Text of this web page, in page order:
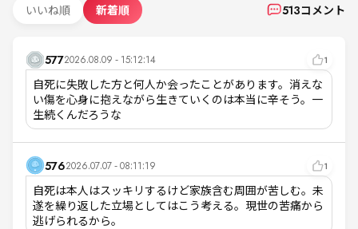
いいね順 新着順 513コメント
5772026.08.09 - 15:12:14 1
自死に失敗した方と何人か会ったことがあります。消えな
い傷を心身に抱えながら生きていくのは本当に辛そう。一
生続くんだろうな
5762026.07.07 - 08:11:19 1
自死は本人はスッキリするけど家族含む周囲が苦しむ。未
遂を繰り返した立場としてはこう考える。現世の苦痛から
逃げられるから。